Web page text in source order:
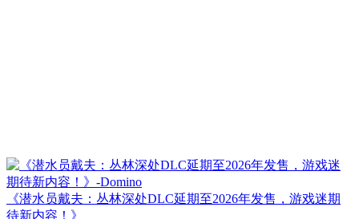
《潜水员戴夫：丛林深处DLC延期至2026年发售，游戏迷期
待新内容！》